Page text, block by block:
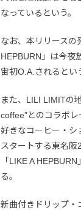
なっているという。
なお、本リリースの
HEPBURN」は今夜
宙初O.A.されるとい
また、LILI LIMITの
coffee”とのコラボ
好きなコーヒー・シ
スタートする東名阪
「LIKE A
る。
新曲付きドリップ・